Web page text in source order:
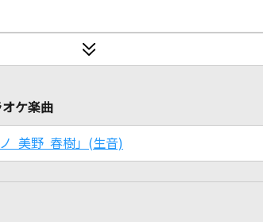
ケ楽曲
美野 春樹」(生音)